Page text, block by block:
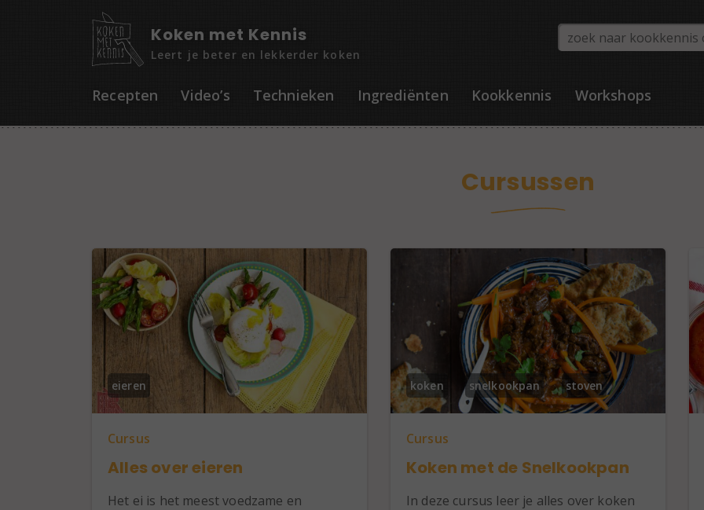
Koken met Kennis
Leert je beter en lekkerder koken
Recepten Video’s Technieken Ingrediënten Kookkennis Workshops
Cursussen
eieren
Cursus
Alles over eieren
Het ei is het meest voedzame en
koken snelkookpan stoven
Cursus
Koken met de Snelkookpan
In deze cursus leer je alles over koken